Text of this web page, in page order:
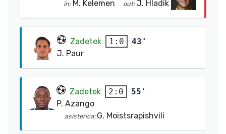
in: M. Kelemen out: J. Hladik
Zadetek 1:0
43'
J. Paur
Zadetek 2:0
55'
P. Azango
asistenca: G. Moistsrapishvili